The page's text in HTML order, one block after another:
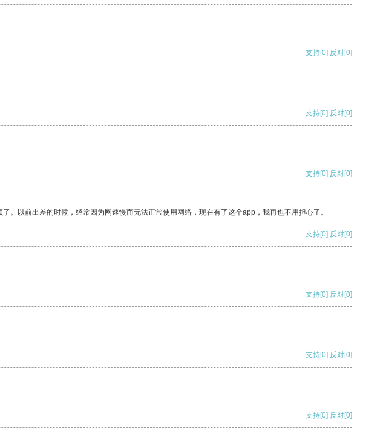
支持[0] 反对[0]
支持[0] 反对[0]
支持[0] 反对[0]
以前出差的时候，经常因为网速慢而无法正常使用网络，现在有了这个app，我再也不用担心了。
支持[0] 反对[0]
支持[0] 反对[0]
支持[0] 反对[0]
支持[0] 反对[0]